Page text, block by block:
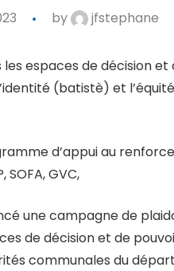
by jfstephane
espaces de décision
(batistè) et
d’appui au
SOFA, GVC,
une campagne de
de décision et de
communales du